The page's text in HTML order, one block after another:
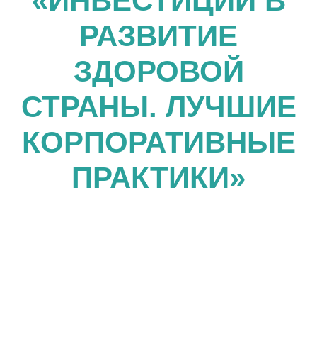
РАЗВИТИЕ
ЗДОРОВОЙ
СТРАНЫ. ЛУЧШИЕ
КОРПОРАТИВНЫЕ
ПРАКТИКИ»